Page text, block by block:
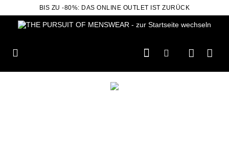
BIS ZU -80%: DAS ONLINE OUTLET IST ZURÜCK